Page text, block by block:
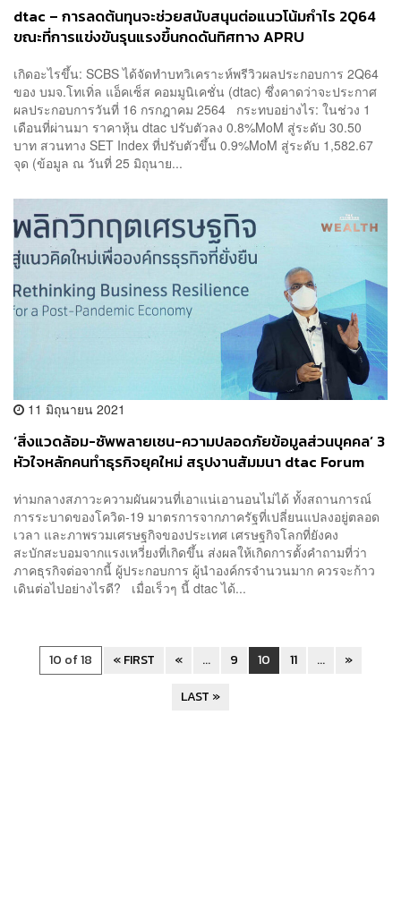
dtac – การลดต้นทุนจะช่วยสนับสนุนต่อแนวโน้มกำไร 2Q64
ขณะที่การแข่งขันรุนแรงขึ้นกดดันทิศทาง APRU
เกิดอะไรขึ้น: SCBS ได้จัดทำบทวิเคราะห์พรีวิวผลประกอบการ 2Q64
ของ บมจ.โทเทิ่ล แอ็คเซ็ส คอมมูนิเคชั่น (dtac) ซึ่งคาดว่าจะประกาศ
ผลประกอบการวันที่ 16 กรกฎาคม 2564 กระทบอย่างไร: ในช่วง 1
เดือนที่ผ่านมา ราคาหุ้น dtac ปรับตัวลง 0.8%MoM สู่ระดับ 30.50
บาท สวนทาง SET Index ที่ปรับตัวขึ้น 0.9%MoM สู่ระดับ 1,582.67
จุด (ข้อมูล ณ วันที่ 25 มิถุนาย...
11 มิถุนายน 2021
‘สิ่งแวดล้อม-ซัพพลายเชน-ความปลอดภัยข้อมูลส่วนบุคคล’ 3
หัวใจหลักคนทำธุรกิจยุคใหม่ สรุปงานสัมมนา dtac Forum
ท่ามกลางสภาวะความผันผวนที่เอาแน่เอานอนไม่ได้ ทั้งสถานการณ์
การระบาดของโควิด-19 มาตรการจากภาครัฐที่เปลี่ยนแปลงอยู่ตลอด
เวลา และภาพรวมเศรษฐกิจของประเทศ เศรษฐกิจโลกที่ยังคง
สะบักสะบอมจากแรงเหวี่ยงที่เกิดขึ้น ส่งผลให้เกิดการตั้งคำถามที่ว่า
ภาคธุรกิจต่อจากนี้ ผู้ประกอบการ ผู้นำองค์กรจำนวนมาก ควรจะก้าว
เดินต่อไปอย่างไรดี? เมื่อเร็วๆ นี้ dtac ได้...
10 of 18 « FIRST « ... 9 10 11 ...
»
LAST »